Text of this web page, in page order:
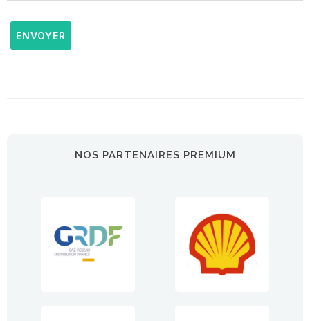
ENVOYER
NOS PARTENAIRES PREMIUM